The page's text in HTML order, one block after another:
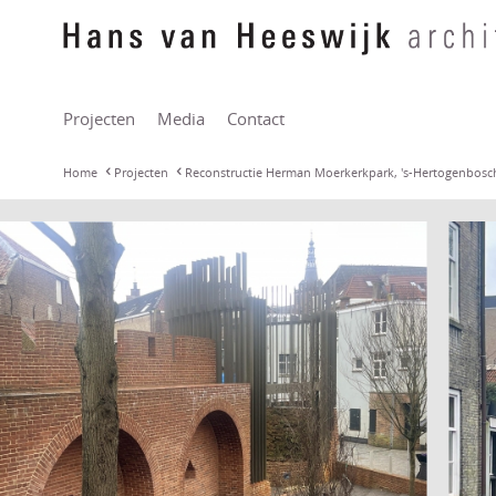
Projecten Media Contact
Home Projecten Reconstructie Herman Moerkerkpark, 's-